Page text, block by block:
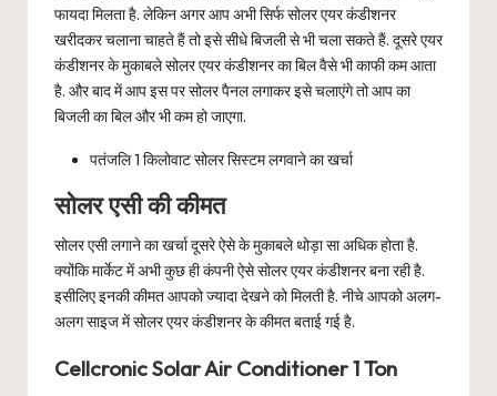
फायदा मिलता है. लेकिन अगर आप अभी सिर्फ सोलर एयर कंडीशनर
खरीदकर चलाना चाहते हैं तो इसे सीधे बिजली से भी चला सकते हैं. दूसरे एयर
कंडीशनर के मुकाबले सोलर एयर कंडीशनर का बिल वैसे भी काफी कम आता
है. और बाद में आप इस पर सोलर पैनल लगाकर इसे चलाएंगे तो आप का
बिजली का बिल और भी कम हो जाएगा.
पतंजलि 1 किलोवाट सोलर सिस्टम लगवाने का खर्चा
सोलर एसी की कीमत
सोलर एसी लगाने का खर्चा दूसरे ऐसे के मुकाबले थोड़ा सा अधिक होता है.
क्योंकि मार्केट में अभी कुछ ही कंपनी ऐसे सोलर एयर कंडीशनर बना रही है.
इसीलिए इनकी कीमत आपको ज्यादा देखने को मिलती है. नीचे आपको अलग-
अलग साइज में सोलर एयर कंडीशनर के कीमत बताई गई है.
Cellcronic Solar Air Conditioner 1 Ton